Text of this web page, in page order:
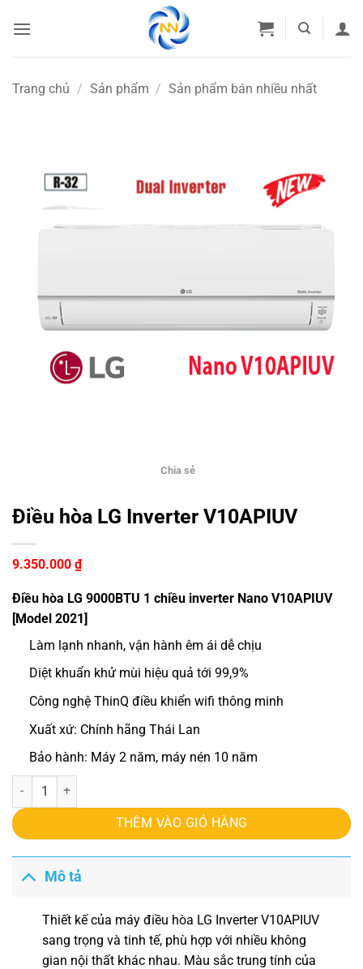
qua
Trang chủ / Sản phẩm / Sản phẩm bán nhiều nhất
Chia sẻ
Điều hòa LG Inverter V10APIUV
9.350.000 ₫
Điều hòa LG 9000BTU 1 chiều inverter Nano V10APIUV
[Model 2021]
Làm lạnh nhanh, vận hành êm ái dễ chịu
Diệt khuẩn khử mùi hiệu quả tới 99,9%
Công nghệ ThinQ điều khiển wifi thông minh
Xuất xứ: Chính hãng Thái Lan
Bảo hành: Máy 2 năm, máy nén 10 năm
Điều hòa LG Inverter V10APIUV số lượng
THÊM VÀO GIỎ HÀNG
Mô tả
Thiết kế của máy điều hòa LG Inverter V10APIUV
sang trọng và tinh tế, phù hợp với nhiều không
gian nội thất khác nhau. Màu sắc trung tính của